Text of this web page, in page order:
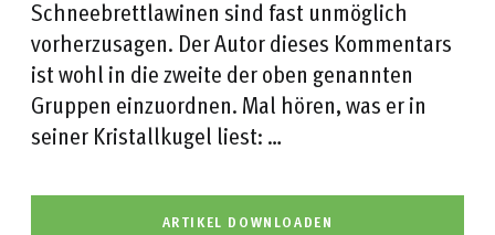
Schneebrettlawinen sind fast unmöglich
vorherzusagen. Der Autor dieses Kommentars
ist wohl in die zweite der oben genannten
Gruppen einzuordnen. Mal hören, was er in
seiner Kristallkugel liest: …
ARTIKEL DOWNLOADEN